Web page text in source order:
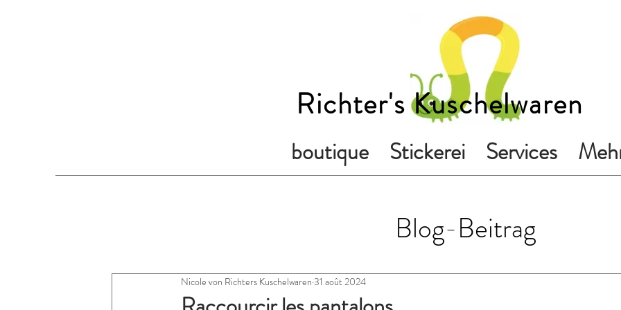
Richter's Kuschelwaren
boutique Stickerei Services
Blog-Beitrag
Nicole von Richters Kuschelwaren 31 août 2024